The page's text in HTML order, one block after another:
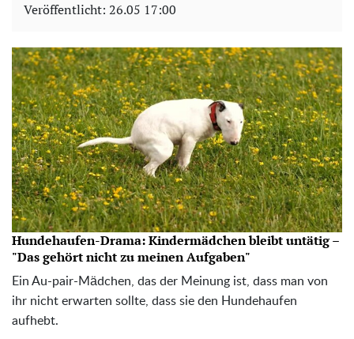
Veröffentlicht: 26.05 17:00
Hundehaufen-Drama: Kindermädchen bleibt untätig –
"Das gehört nicht zu meinen Aufgaben"
Ein Au-pair-Mädchen, das der Meinung ist, dass man von
ihr nicht erwarten sollte, dass sie den Hundehaufen
aufhebt.